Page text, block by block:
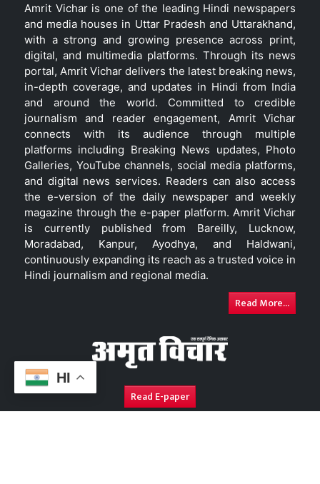
HI
Amrit Vichar is one of the leading Hindi newspapers
and media houses in Uttar Pradesh and Uttarakhand,
with a strong and growing presence across print,
digital, and multimedia platforms. Through its news
portal, Amrit Vichar delivers the latest breaking news,
in-depth coverage, and updates in Hindi from India
and around the world. Committed to credible
journalism and reader engagement, Amrit Vichar
connects with its audience through multiple
platforms including Breaking News updates, Photo
Galleries, YouTube channels, social media platforms,
and digital news services. Readers can also access
the e-version of the daily newspaper and weekly
magazine through the e-paper platform. Amrit Vichar
is currently published from Bareilly, Lucknow,
Moradabad, Kanpur, Ayodhya, and Haldwani,
continuously expanding its reach as a trusted voice in
Hindi journalism and regional media.
Read More...
Read E-paper